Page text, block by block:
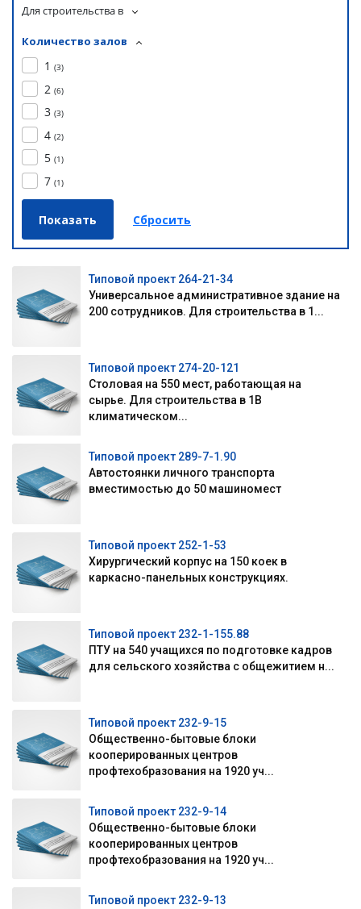
Для строительства в
Количество залов
1 (3)
2 (6)
3 (3)
4 (2)
5 (1)
7 (1)
Типовой проект 264-21-34
Универсальное административное здание на
200 сотрудников. Для строительства в 1...
Типовой проект 274-20-121
Столовая на 550 мест, работающая на
сырье. Для строительства в 1В
климатическом...
Типовой проект 289-7-1.90
Автостоянки личного транспорта
вместимостью до 50 машиномест
Типовой проект 252-1-53
Хирургический корпус на 150 коек в
каркасно-панельных конструкциях.
Типовой проект 232-1-155.88
ПТУ на 540 учащихся по подготовке кадров
для сельского хозяйства с общежитием н...
Типовой проект 232-9-15
Общественно-бытовые блоки
кооперированных центров
профтехобразования на 1920 уч...
Типовой проект 232-9-14
Общественно-бытовые блоки
кооперированных центров
профтехобразования на 1920 уч...
Типовой проект 232-9-13